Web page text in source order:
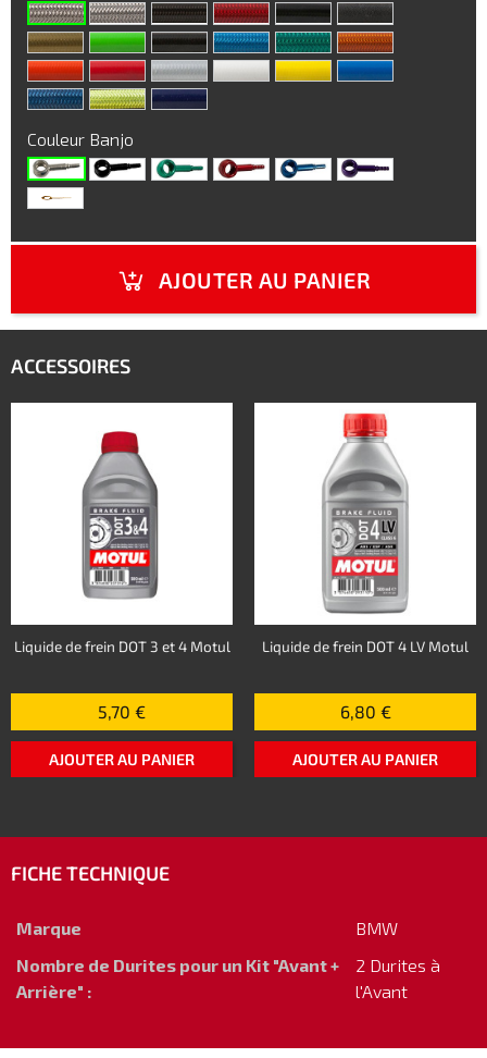
Couleur Banjo
AJOUTER AU PANIER
ACCESSOIRES
Liquide de frein DOT 3 et 4 Motul
5,70 €
AJOUTER AU PANIER
Liquide de frein DOT 4 LV Motul
6,80 €
AJOUTER AU PANIER
FICHE TECHNIQUE
Marque
BMW
Nombre de Durites pour un Kit "Avant +
Arrière" :
2 Durites à
l'Avant